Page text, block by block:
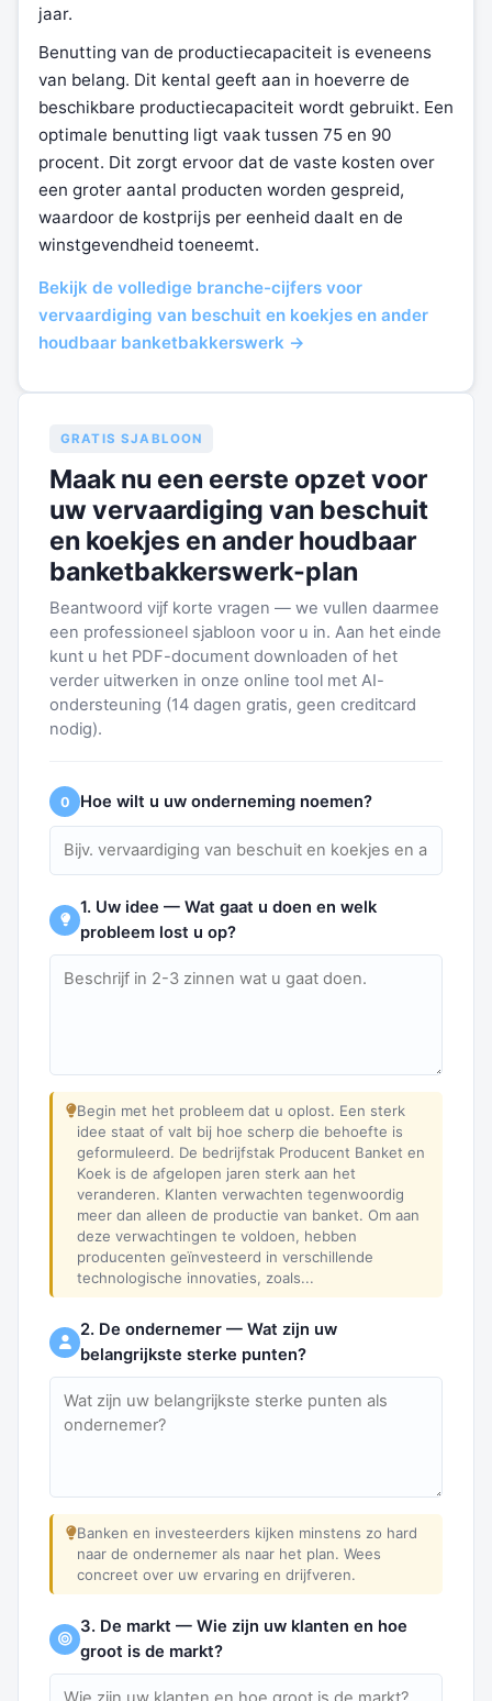
jaar.
Benutting van de productiecapaciteit is eveneens
van belang. Dit kental geeft aan in hoeverre de
beschikbare productiecapaciteit wordt gebruikt. Een
optimale benutting ligt vaak tussen 75 en 90
procent. Dit zorgt ervoor dat de vaste kosten over
een groter aantal producten worden gespreid,
waardoor de kostprijs per eenheid daalt en de
winstgevendheid toeneemt.
Bekijk de volledige branche-cijfers voor
vervaardiging van beschuit en koekjes en ander
houdbaar banketbakkerswerk →
GRATIS SJABLOON
Maak nu een eerste opzet voor
uw vervaardiging van beschuit
en koekjes en ander houdbaar
banketbakkerswerk-plan
Beantwoord vijf korte vragen — we vullen daarmee
een professioneel sjabloon voor u in. Aan het einde
kunt u het PDF-document downloaden of het
verder uitwerken in onze online tool met AI-
ondersteuning (14 dagen gratis, geen creditcard
nodig).
0 Hoe wilt u uw onderneming noemen?
1. Uw idee — Wat gaat u doen en welk
probleem lost u op?
Begin met het probleem dat u oplost. Een sterk
idee staat of valt bij hoe scherp die behoefte is
geformuleerd. De bedrijfstak Producent Banket en
Koek is de afgelopen jaren sterk aan het
veranderen. Klanten verwachten tegenwoordig
meer dan alleen de productie van banket. Om aan
deze verwachtingen te voldoen, hebben
producenten geïnvesteerd in verschillende
technologische innovaties, zoals...
2. De ondernemer — Wat zijn uw
belangrijkste sterke punten?
Banken en investeerders kijken minstens zo hard
naar de ondernemer als naar het plan. Wees
concreet over uw ervaring en drijfveren.
3. De markt — Wie zijn uw klanten en hoe
groot is de markt?